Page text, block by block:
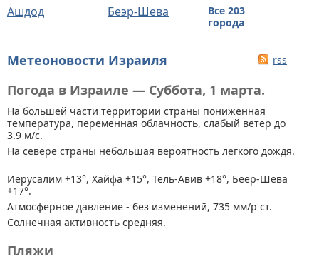
Ашдод
Беэр-Шева
Все 203
города
Метеоновости Израиля rss
Погода в Израиле — Суббота, 1 марта.
На большей части территории страны пониженная
температура, переменная облачность, слабый ветер до
3.9 м/с.
На севере страны небольшая вероятность легкого дождя.
Иерусалим +13°, Хайфа +15°, Тель-Авив +18°, Беер-Шева
+17°.
Атмосферное давление - без изменений, 735 мм/р ст.
Солнечная активность средняя.
Пляжи